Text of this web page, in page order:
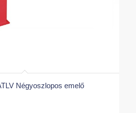
Négyoszlopos emelő